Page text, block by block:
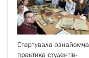
Стартувала ознайомча
практика студентів-